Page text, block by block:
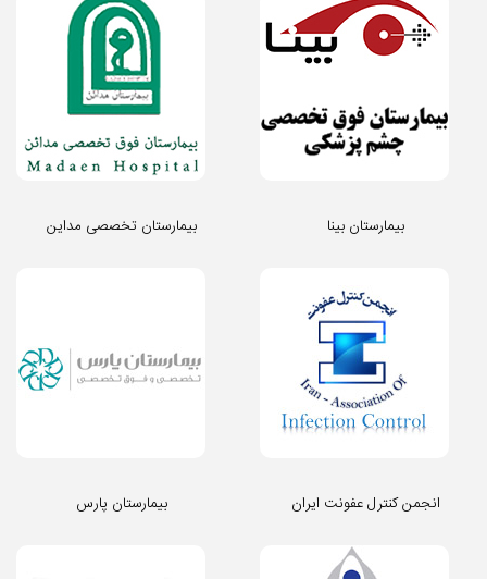
بیمارستان تخصصی مداین بیمارستان بینا
بیمارستان پارس انجمن کنترل عفونت ایران